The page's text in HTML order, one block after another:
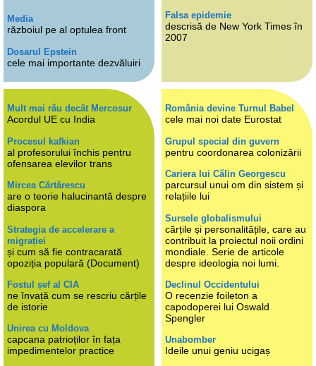
Media
războiul pe al optulea front
Dosarul Epstein
cele mai importante dezvăluiri
Falsa epidemie
descrisă de New York Times în
2007
Mult mai rău decât Mercosur
Acordul UE cu India
Procesul kafkian
al profesorului închis pentru
ofensarea elevilor trans
Mircea Cărtărescu
are o teorie halucinantă despre
diaspora
Strategia de accelerare a
migrației
și cum să fie contracarată
opoziția populară (Document)
Fostul șef al CIA
ne învață cum se rescriu cărțile
de istorie
Unirea cu Moldova
capcana patrioților în fața
impedimentelor practice
România devine Turnul Babel
cele mai noi date Eurostat
Grupul special din guvern
pentru coordonarea colonizării
Cariera lui Călin Georgescu
parcursul unui om din sistem și
relațiile lui
Sursele globalismului
cărțile și personalitățile, care au
contribuit la proiectul noii ordini
mondiale. Serie de articole
despre ideologia noi lumi.
Declinul Occidentului
O recenzie foileton a
capodoperei lui Oswald
Spengler
Unabomber
Ideile unui geniu ucigaș